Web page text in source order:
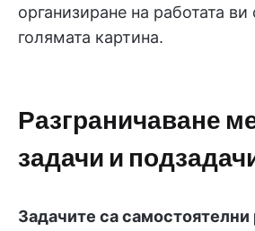
организиране на работата ви
голямата картина.
Разграничаване
задачи и
Задачите са самостоятелни